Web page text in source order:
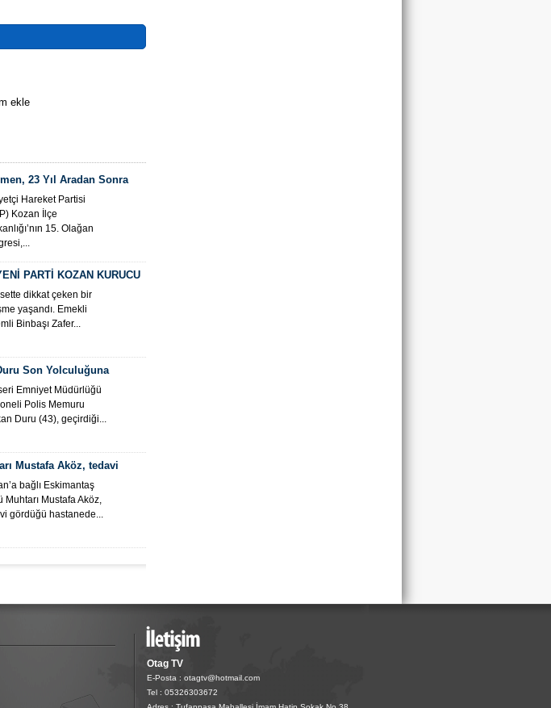
ekle
23 Yıl Aradan Sonra
Başkanı Oldu
Hareket Partisi
Kozan İlçe
15. Olağan
PARTİ KOZAN KURUCU
dikkat çeken bir
yaşandı. Emekli
Binbaşı Zafer...
Son Yolculuğuna
Emniyet Müdürlüğü
Polis Memuru
Duru (43), geçirdiği...
Mustafa Aköz, tedavi
kaybetti.
bağlı Eskimantaş
Muhtarı Mustafa Aköz,
gördüğü hastanede...
Otag TV
E-Posta : otagtv@hotmail.com
Tel : 05326303672